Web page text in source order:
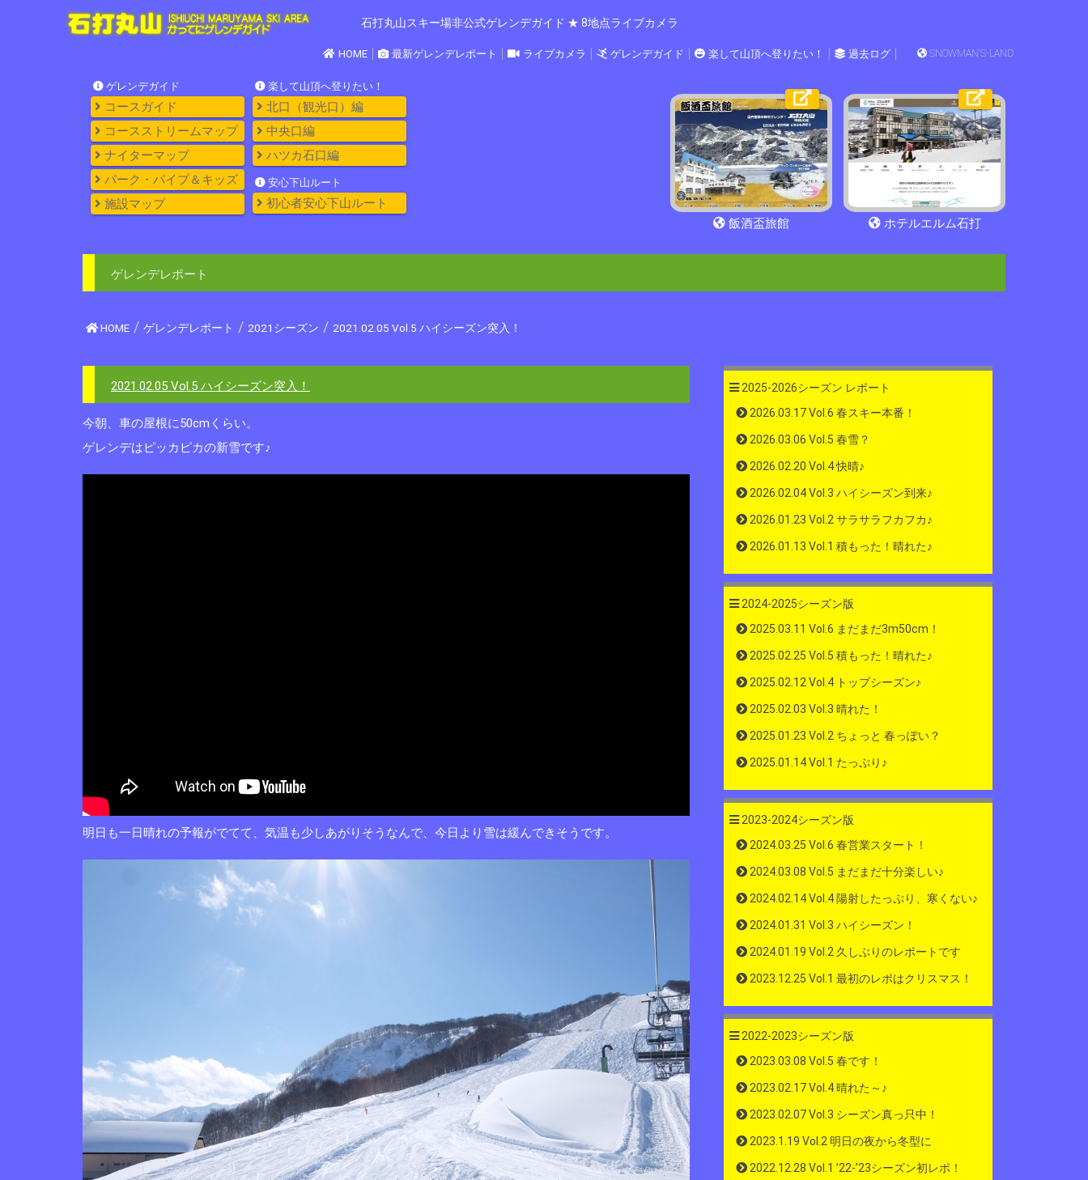
石打丸山スキー場非公式ゲレンデガイド ★ 8地点ライブカメラ
SNOWMAN'S-LAND
HOME 最新ゲレンデレポート ライブカメラ ゲレンデガイド 楽して山頂へ登りたい！ 過去ログ
ゲレンデガイド
コースガイド
コースストリームマップ
ナイターマップ
パーク・パイプ＆キッズ
施設マップ
楽して山頂へ登りたい！
北口（観光口）編
中央口編
ハツカ石口編
安心下山ルート
初心者安心下山ルート
飯酒盃旅館
ホテルエルム石打
ゲレンデレポート
HOME ゲレンデレポート 2021シーズン 2021.02.05 Vol.5 ハイシーズン突入！
2021.02.05 Vol.5 ハイシーズン突入！
今朝、車の屋根に50cmくらい。
ゲレンデはピッカピカの新雪です♪
明日も一日晴れの予報がでてて、気温も少しあがりそうなんで、今日より雪は緩んできそうです。
2025-2026シーズン レポート
2026.03.17 Vol.6 春スキー本番！
2026.03.06 Vol.5 春雪？
2026.02.20 Vol.4 快晴♪
2026.02.04 Vol.3 ハイシーズン到来♪
2026.01.23 Vol.2 サラサラフカフカ♪
2026.01.13 Vol.1 積もった！晴れた♪
2024-2025シーズン版
2025.03.11 Vol.6 まだまだ3m50cm！
2025.02.25 Vol.5 積もった！晴れた♪
2025.02.12 Vol.4 トップシーズン♪
2025.02.03 Vol.3 晴れた！
2025.01.23 Vol.2 ちょっと 春っぽい？
2025.01.14 Vol.1 たっぷり♪
2023-2024シーズン版
2024.03.25 Vol.6 春営業スタート！
2024.03.08 Vol.5 まだまだ十分楽しい♪
2024.02.14 Vol.4 陽射したっぷり、寒くない♪
2024.01.31 Vol.3 ハイシーズン！
2024.01.19 Vol.2 久しぶりのレポートです
2023.12.25 Vol.1 最初のレポはクリスマス！
2022-2023シーズン版
2023.03.08 Vol.5 春です！
2023.02.17 Vol.4 晴れた～♪
2023.02.07 Vol.3 シーズン真っ只中！
2023.1.19 Vol.2 明日の夜から冬型に
2022.12.28 Vol.1 ’22-’23シーズン初レポ！